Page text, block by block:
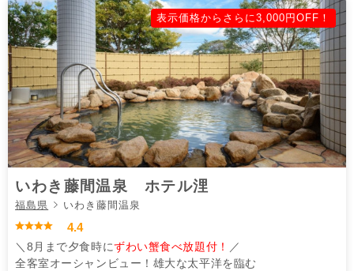
表示価格からさらに3,000円OFF！
いわき藤間温泉 ホテル浬
福島県 いわき藤間温泉
4.4
＼8月まで夕食時にずわい蟹食べ放題付！ ／
全客室オーシャンビュー！雄大な太平洋を臨む